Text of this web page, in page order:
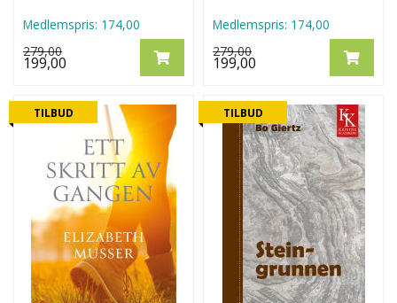
Medlemspris: 174,00
279,00
199,00
Medlemspris: 174,00
279,00
199,00
TILBUD TILBUD